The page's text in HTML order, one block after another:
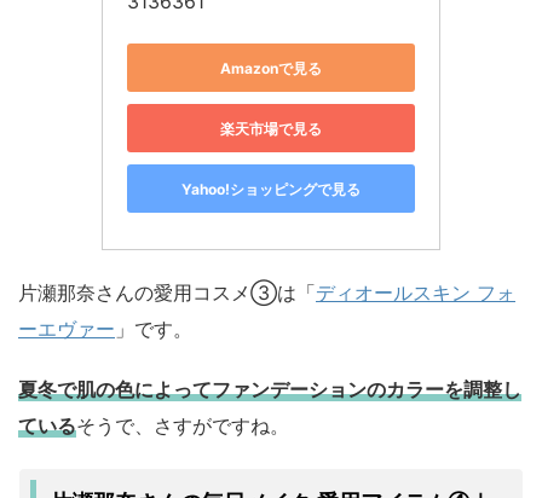
Amazonで見る
楽天市場で見る
Yahoo!ショッピングで見る
片瀬那奈さんの愛用コスメ③は「ディオールスキン フォ
ーエヴァー 」です。
夏冬で肌の色によってファンデーションのカラーを調整し
ているそうで、さすがですね。